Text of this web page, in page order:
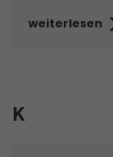
weiterlesen
K